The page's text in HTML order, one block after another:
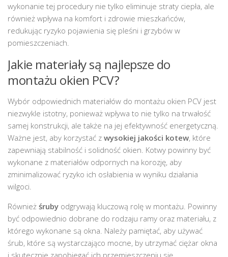
wykonanie tej procedury nie tylko eliminuje straty ciepła, ale
również wpływa na komfort i zdrowie mieszkańców,
redukując ryzyko pojawienia się pleśni i grzybów w
pomieszczeniach.
Jakie materiały są najlepsze do
montażu okien PCV?
Wybór odpowiednich materiałów do montażu okien PCV jest
niezwykle istotny, ponieważ wpływa to nie tylko na trwałość
samej konstrukcji, ale także na jej efektywność energetyczną.
Ważne jest, aby korzystać z wysokiej jakości kotew, które
zapewniają stabilność i solidność okien. Kotwy powinny być
wykonane z materiałów odpornych na korozję, aby
zminimalizować ryzyko ich osłabienia w wyniku działania
wilgoci.
Również śruby odgrywają kluczową rolę w montażu. Powinny
być odpowiednio dobrane do rodzaju ramy oraz materiału, z
którego wykonane są okna. Należy pamiętać, aby używać
śrub, które są wystarczająco mocne, by utrzymać ciężar okna
i skutecznie zapobiegać ich przemieszczeniu się.